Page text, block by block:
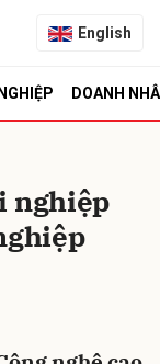
English
DOANH
nghiệp